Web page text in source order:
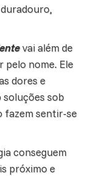
vai além de
pelo nome. Ele
dores e
sob
fazem sentir-se
conseguem
próximo e